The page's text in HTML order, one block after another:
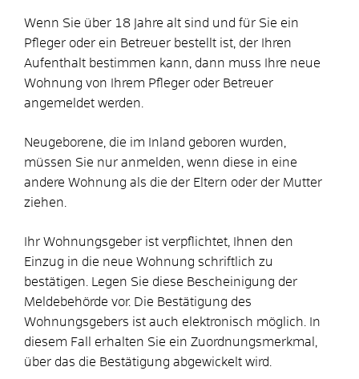
Wenn Sie über 18 Jahre alt sind und für Sie ein
Pfleger oder ein Betreuer bestellt ist, der Ihren
Aufenthalt bestimmen kann, dann muss Ihre neue
Wohnung von Ihrem Pfleger oder Betreuer
angemeldet werden.
Neugeborene, die im Inland geboren wurden,
müssen Sie nur anmelden, wenn diese in eine
andere Wohnung als die der Eltern oder der Mutter
ziehen.
Ihr Wohnungsgeber ist verpflichtet, Ihnen den
Einzug in die neue Wohnung schriftlich zu
bestätigen. Legen Sie diese Bescheinigung der
Meldebehörde vor. Die Bestätigung des
Wohnungsgebers ist auch elektronisch möglich. In
diesem Fall erhalten Sie ein Zuordnungsmerkmal,
über das die Bestätigung abgewickelt wird.